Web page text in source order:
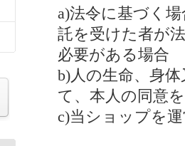
a)法令に基づく
託を受けた者が
必要がある場合
b)人の生命、身
て、本人の同意
c)当ショップを